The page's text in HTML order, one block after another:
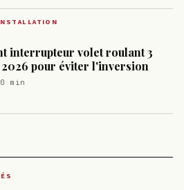
interrupteur volet roulant 3
pour éviter l'inversion
min